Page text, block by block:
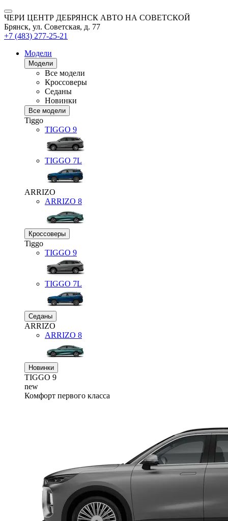
ЧЕРИ ЦЕНТР ДЕБРЯНСК АВТО НА СОВЕТСКОЙ
Брянск, ул. Советская, д. 77
+7 (483) 277-25-21
Модели
Модели
Все модели
Кроссоверы
Седаны
Новинки
Все модели
Tiggo
TIGGO 9
TIGGO 7L
ARRIZO
ARRIZO 8
Кроссоверы
Tiggo
TIGGO 9
TIGGO 7L
Седаны
ARRIZO
ARRIZO 8
Новинки
TIGGO 9
new
Комфорт первого класса